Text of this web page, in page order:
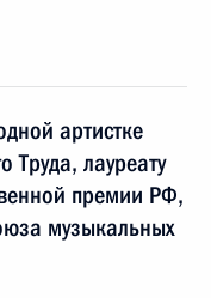
артистке
Труда, лауреату
премии РФ,
музыкальных